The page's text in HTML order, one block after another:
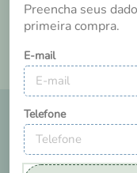
Preencha seus
primeira compra.
E-mail
Telefone